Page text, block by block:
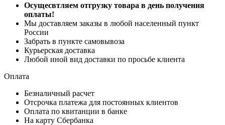
Осущесвтляем отгрузку товара в день получения
оплаты!
Мы доставляем заказы в любой населенный пункт
России
Забрать в пункте самовывоза
Курьерская доставка
Любой иной вид доставки по просьбе клиента
Оплата
Безналичный расчет
Отсрочка платежа для постоянных клиентов
Оплата по квитанции в банке
На карту Сбербанка